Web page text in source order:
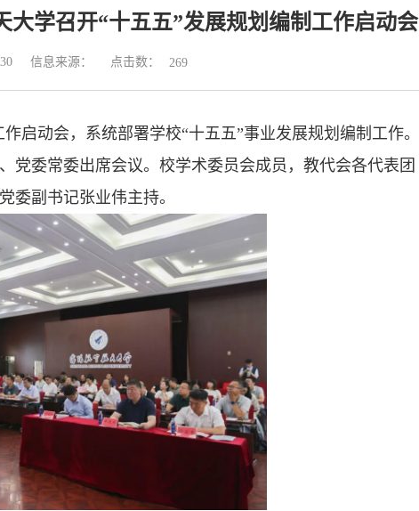
大学召开“十五五”发展规划编制工作启动会
信息来源： 点击数： 269
启动会，系统部署学校“十五五”事业发展规划编制工作。
党委常委出席会议。校学术委员会成员，教代会各代表团
委副书记张业伟主持。